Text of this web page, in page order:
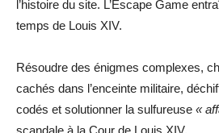
l’histoire du site. L’Escape Game
temps de Louis XIV.
Résoudre des énigmes complexes,
cachés dans l’enceinte militaire,
codés et solutionner la sulfureuse «
scandale à la Cour de Louis XIV.